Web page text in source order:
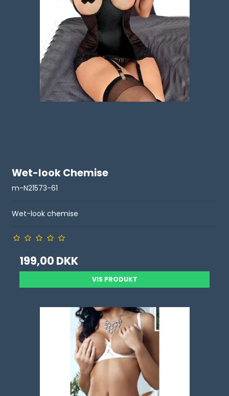
Wet-look Chemise
m-N21573-61
Wet-look chemise
199,00 DKK
VIS PRODUKT